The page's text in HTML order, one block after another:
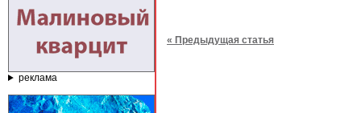
реклама
« Предыдущая статья